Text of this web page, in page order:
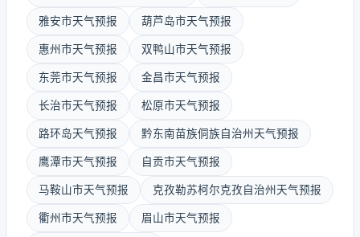
雅安市天气预报 葫芦岛市天气预报
惠州市天气预报 双鸭山市天气预报
东莞市天气预报 金昌市天气预报
长治市天气预报 松原市天气预报
路环岛天气预报 黔东南苗族侗族自治州天气预报
鹰潭市天气预报 自贡市天气预报
马鞍山市天气预报 克孜勒苏柯尔克孜自治州天气预报
衢州市天气预报 眉山市天气预报